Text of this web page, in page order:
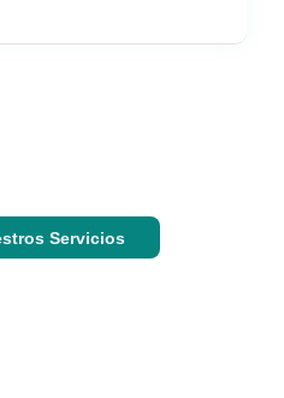
Servicios